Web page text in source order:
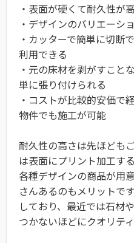
・表面が硬くて耐久性が
・デザインのバリエーシ
・カッターで簡単に切断
利用できる
・元の床材を剥がすこと
単に張り付けられる
・コストが比較的安価で
物件でも施工が可能
耐久性の高さは先ほども
は表面にプリント加工す
各種デザインの商品が用
さんあるのもメリットで
しており、最近では石材
つかないほどにクオリテ